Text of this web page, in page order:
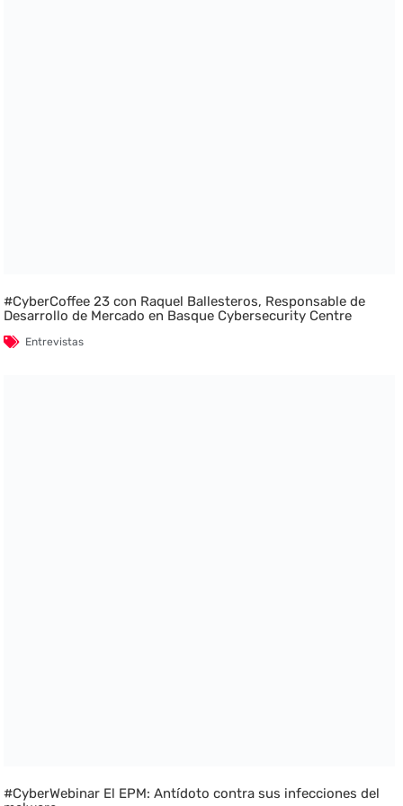
#CyberCoffee 23 con Raquel Ballesteros, Responsable de
Desarrollo de Mercado en Basque Cybersecurity Centre
Entrevistas
#CyberWebinar El EPM: Antídoto contra sus infecciones del